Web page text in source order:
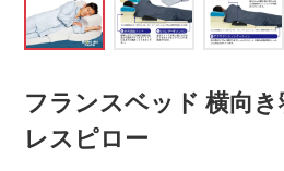
フランスベッド 横向
レスピロー